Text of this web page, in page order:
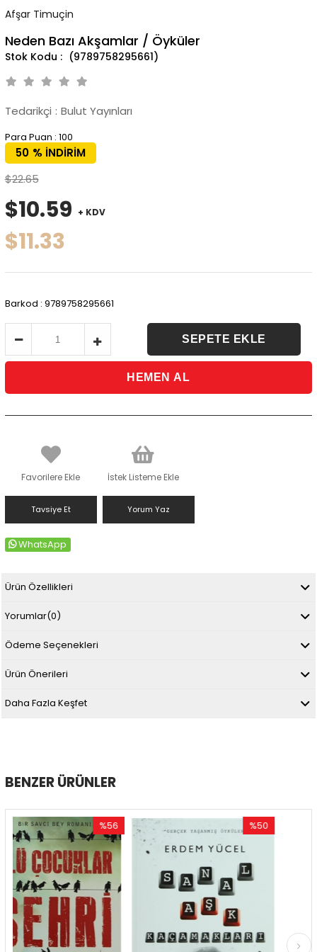
Afşar Timuçin
Neden Bazı Akşamlar / Öyküler
(9789758295661)
Tedarikçi : Bulut Yayınları
Para Puan : 100
%
50
İNDIRIM
$22.65
$10.59 + KDV
$11.33
Barkod : 9789758295661
Favorilere Ekle İstek Listeme Ekle
Tavsiye Et Yorum Yaz
WhatsApp
Ürün Özellikleri
Yorumlar(0)
Ödeme Seçenekleri
Ürün Önerileri
Daha Fazla Keşfet
BENZER ÜRÜNLER
%56
İndirim
%56İndirim
İndirim
%50İndirim